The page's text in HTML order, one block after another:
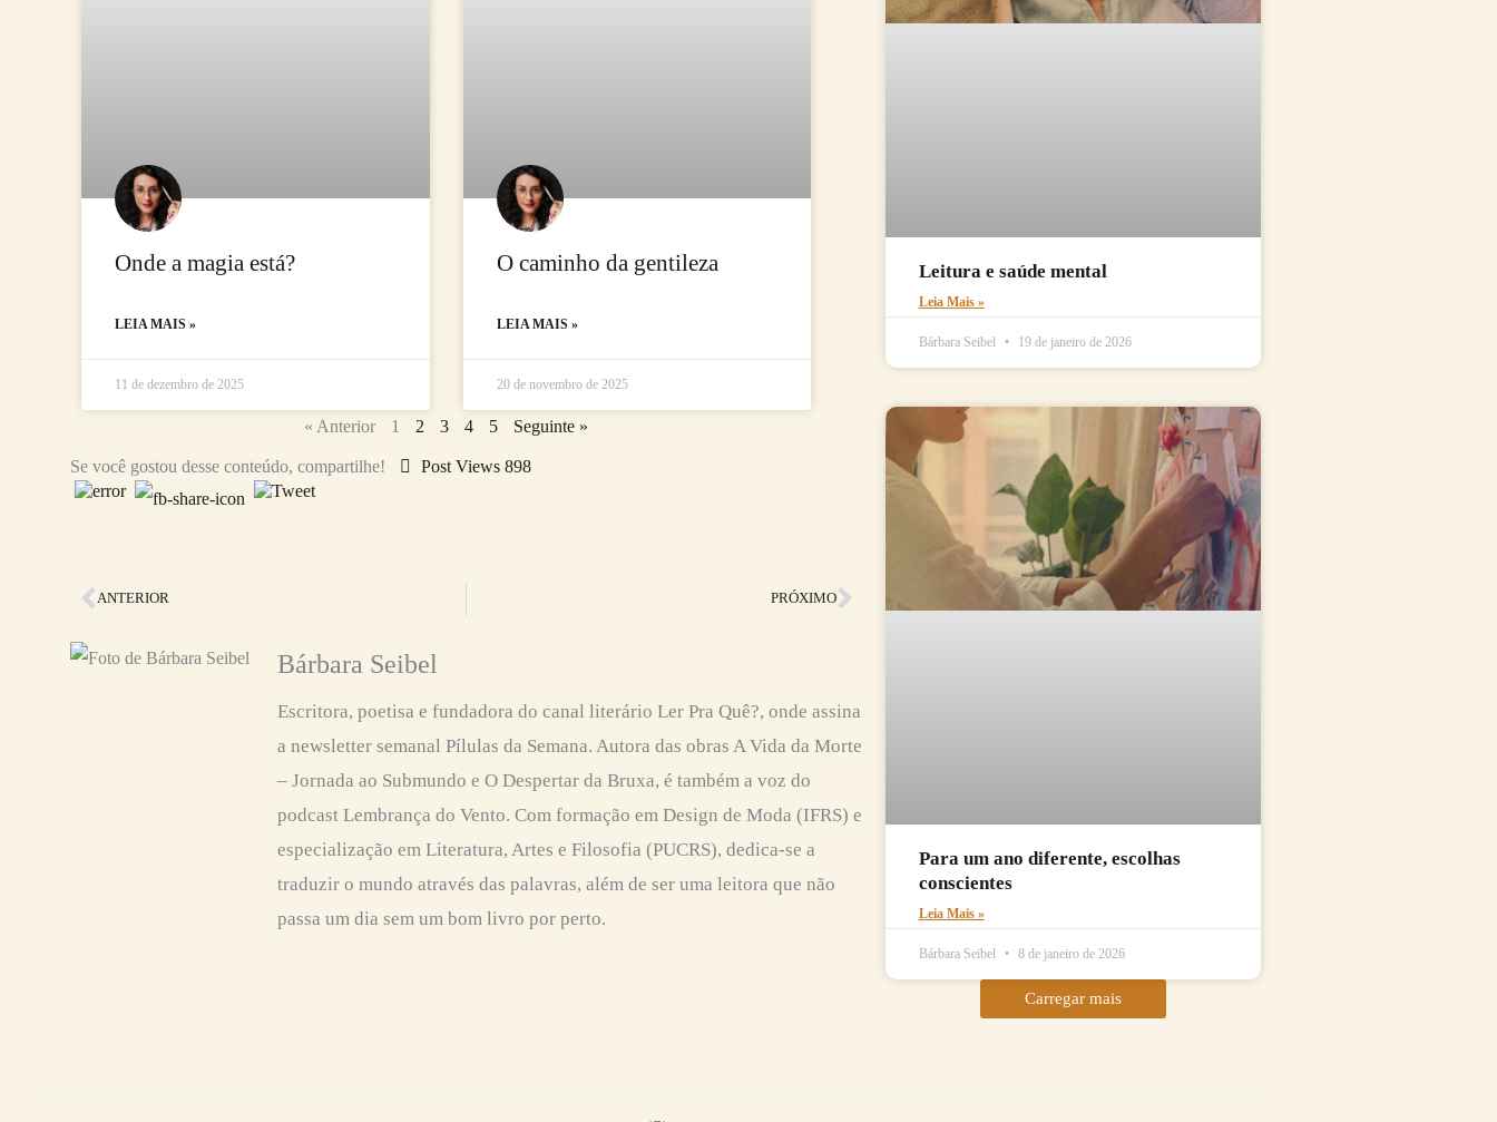
Onde a magia está?
LEIA MAIS »
11 de dezembro de 2025
O caminho da gentileza
LEIA MAIS »
20 de novembro de 2025
« Anterior 1 2 3 4 5 Seguinte »
Se você gostou desse conteúdo, compartilhe! Post Views 898
Anterior
ANTERIOR PRÓXIMOPróximo
Bárbara Seibel
Escritora, poetisa e fundadora do canal literário Ler Pra Quê?, onde assina
a newsletter semanal Pílulas da Semana. Autora das obras A Vida da Morte
– Jornada ao Submundo e O Despertar da Bruxa, é também a voz do
podcast Lembrança do Vento. Com formação em Design de Moda (IFRS) e
especialização em Literatura, Artes e Filosofia (PUCRS), dedica-se a
traduzir o mundo através das palavras, além de ser uma leitora que não
passa um dia sem um bom livro por perto.
Leitura e saúde mental
Leia Mais »
Bárbara Seibel 19 de janeiro de 2026
Para um ano diferente, escolhas
conscientes
Leia Mais »
Bárbara Seibel 8 de janeiro de 2026
Carregar mais